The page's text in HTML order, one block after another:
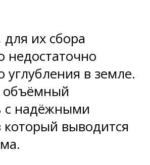
для их сбора
недостаточно
углубления в земле.
с надёжными
который выводится